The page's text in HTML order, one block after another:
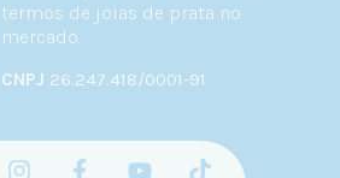
termos de joias de prata no
mercado.
CNPJ 26.247.418/0001-91